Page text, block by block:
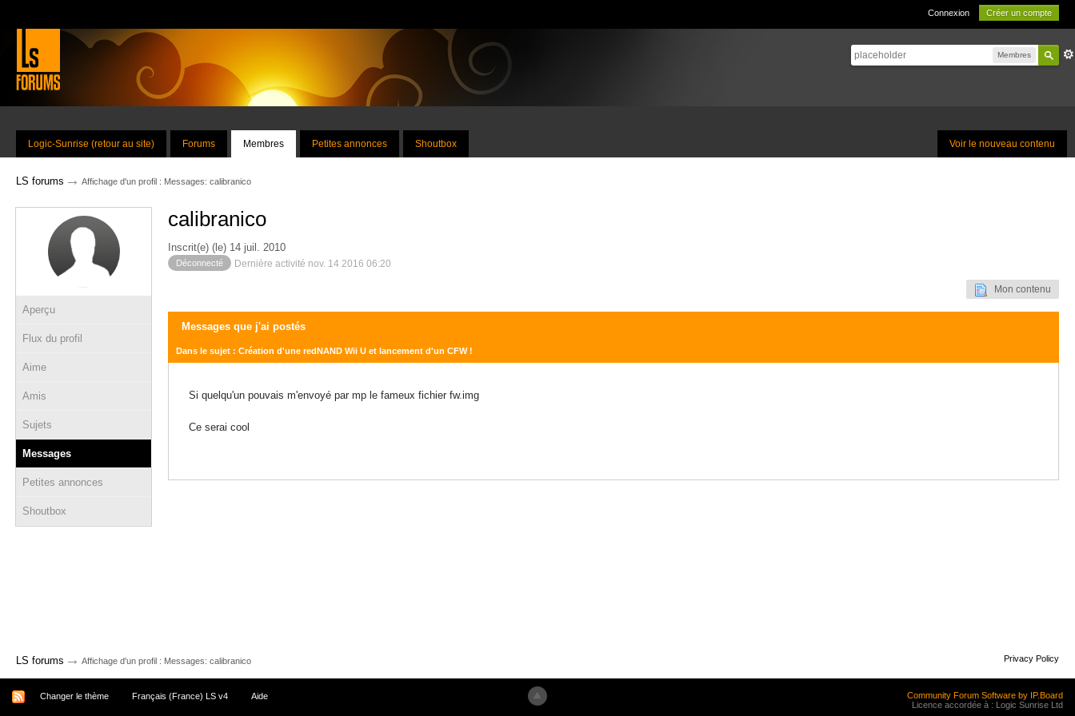
Connexion Créer un compte
Membres
Voir le nouveau contenu
Logic-Sunrise (retour au site) Forums Membres Petites annonces Shoutbox
LS forums → Affichage d'un profil : Messages: calibranico
Aperçu
Flux du profil
Aime
Amis
Sujets
Messages
Petites annonces
Shoutbox
calibranico
Inscrit(e) (le) 14 juil. 2010
Déconnecté Dernière activité nov. 14 2016 06:20
Mon contenu
Messages que j'ai postés
Dans le sujet : Création d'une redNAND Wii U et lancement d'un CFW !
Si quelqu'un pouvais m'envoyé par mp le fameux fichier fw.img
Ce serai cool
LS forums → Affichage d'un profil : Messages: calibranico Privacy Policy
Changer le thème Français (France) LS v4 Aide
Community Forum Software by IP.Board
Licence accordée à : Logic Sunrise Ltd